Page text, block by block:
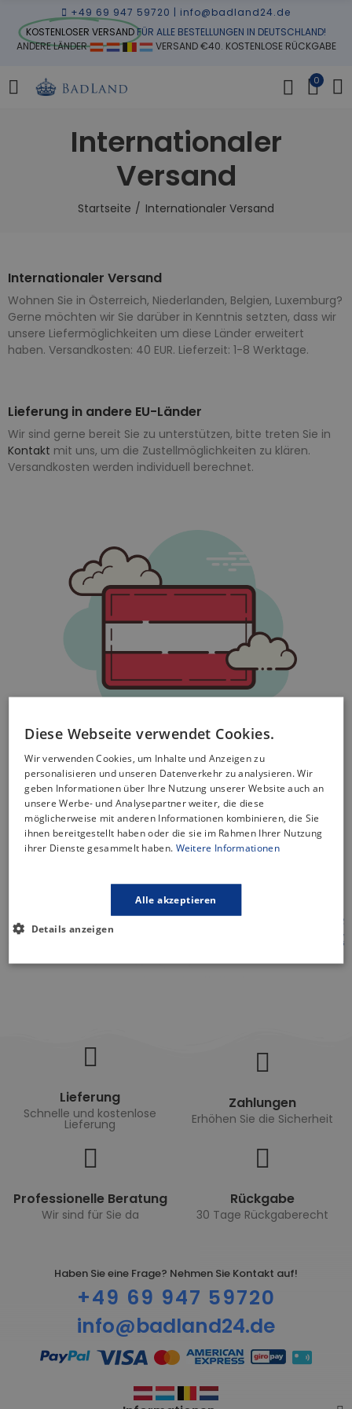
+49 69 947 59720 | info@badland24.de
KOSTENLOSER VERSANDFÜR ALLE BESTELLUNGEN IN DEUTSCHLAND!
ANDERE LÄNDER
VERSAND €40. KOSTENLOSE RÜCKGABE
0
Internationaler
Versand
Startseite Internationaler Versand
Internationaler Versand
Wohnen Sie in Österreich, Niederlanden, Belgien, Luxemburg?
Gerne möchten wir Sie darüber in Kenntnis setzten, dass wir
unsere Liefermöglichkeiten um diese Länder erweitert
haben. Versandkosten: 40 EUR. Lieferzeit: 1-8 Werktage.
Lieferung in andere EU-Länder
Wir sind gerne bereit Sie zu unterstützen, bitte treten Sie in
Kontakt mit uns, um die Zustellmöglichkeiten zu klären.
Versandkosten werden individuell berechnet.
Lieferung
Schnelle und kostenlose
Lieferung
Zahlungen
Erhöhen Sie die Sicherheit
Professionelle Beratung
Wir sind für Sie da
Rückgabe
30 Tage Rückgaberecht
Haben Sie eine Frage? Nehmen Sie Kontakt auf!
+49 69 947 59720
info@badland24.de
Diese Webseite verwendet Cookies.
Wir verwenden Cookies, um Inhalte und Anzeigen zu
personalisieren und unseren Datenverkehr zu analysieren. Wir
geben Informationen über Ihre Nutzung unserer Website auch an
unsere Werbe- und Analysepartner weiter, die diese
möglicherweise mit anderen Informationen kombinieren, die Sie
ihnen bereitgestellt haben oder die sie im Rahmen Ihrer Nutzung
ihrer Dienste gesammelt haben. Weitere Informationen
Alle akzeptieren
Details anzeigen